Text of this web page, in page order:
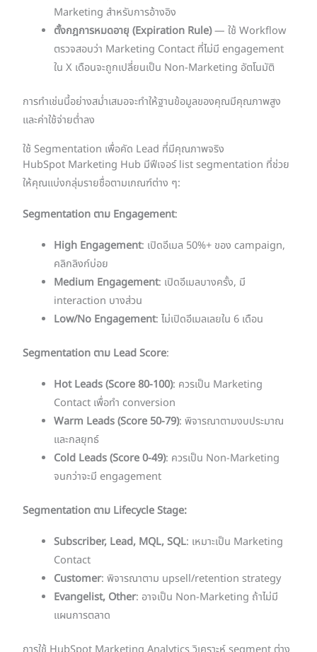
Marketing สำหรับการอ้างอิง
ตั้งกฎการหมดอายุ (Expiration Rule)— ใช้ Workflow
ตรวจสอบว่า Marketing Contact ที่ไม่มี engagement
ใน X เดือนจะถูกเปลี่ยนเป็น Non-Marketing อัตโนมัติ
การทำเช่นนี้อย่างสม่ำเสมอจะทำให้ฐานข้อมูลของคุณมีคุณภาพสูง
และค่าใช้จ่ายต่ำลง
ใช้ Segmentation เพื่อคัด Lead ที่มีคุณภาพจริง
HubSpot Marketing Hub มีฟีเจอร์ list segmentation ที่ช่วย
ให้คุณแบ่งกลุ่มรายชื่อตามเกณฑ์ต่าง ๆ:
Segmentation ตาม Engagement:
High Engagement: เปิดอีเมล 50%+ ของ campaign,
คลิกลิงก์บ่อย
Medium Engagement: เปิดอีเมลบางครั้ง, มี
interaction บางส่วน
Low/No Engagement: ไม่เปิดอีเมลเลยใน 6 เดือน
Segmentation ตาม Lead Score:
Hot Leads (Score 80-100): ควรเป็น Marketing
Contact เพื่อทำ conversion
Warm Leads (Score 50-79): พิจารณาตามงบประมาณ
และกลยุทธ์
Cold Leads (Score 0-49): ควรเป็น Non-Marketing
จนกว่าจะมี engagement
Segmentation ตาม Lifecycle Stage:
Subscriber, Lead, MQL, SQL: เหมาะเป็น Marketing
Contact
Customer: พิจารณาตาม upsell/retention strategy
Evangelist, Other: อาจเป็น Non-Marketing ถ้าไม่มี
แผนการตลาด